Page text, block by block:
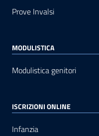
Prove Invalsi
MODULISTICA
Modulistica genitori
ISCRIZIONI ONLINE
Infanzia